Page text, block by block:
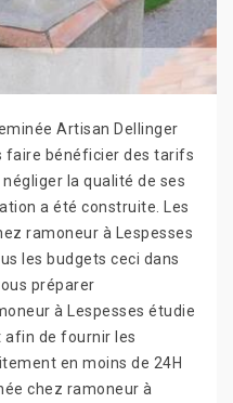
Artisan Dellinger
faire bénéficier des tarifs
la qualité de ses
a été construite. Les
ramoneur à Lespesses
les budgets ceci dans
préparer
à Lespesses étudie
afin de fournir les
en moins de 24H
chez ramoneur à